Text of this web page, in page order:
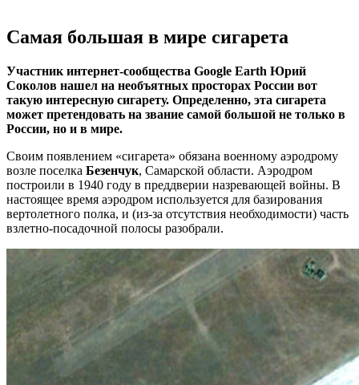
Самая большая в мире сигарета
Участник интернет-сообщества Google Earth Юрий
Соколов нашел на необъятных просторах России вот
такую интересную сигарету. Определенно, эта сигарета
может претендовать на звание самой большой не только в
России, но и в мире.
Своим появлением «сигарета» обязана военному аэродрому
возле поселка Безенчук, Самарской области. Аэродром
построили в 1940 году в преддверии назревающей войны. В
настоящее время аэродром используется для базирования
вертолетного полка, и (из-за отсутствия необходимости) часть
взлетно-посадочной полосы разобрали.